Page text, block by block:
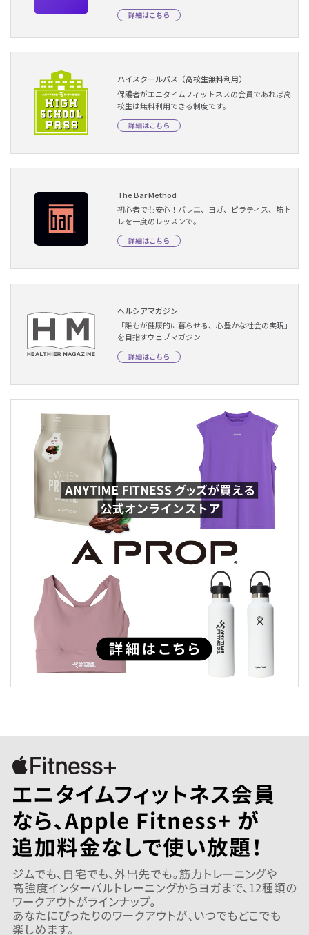
詳細はこちら
ハイスクールパス（高校生無料利用）
保護者がエニタイムフィットネスの会員であれば高
校生は無料利用できる制度です。
詳細はこちら
The Bar Method
初心者でも安心！バレエ、ヨガ、ピラティス、筋ト
レを一度のレッスンで。
詳細はこちら
ヘルシアマガジン
「誰もが健康的に暮らせる、心豊かな社会の実現」
を目指すウェブマガジン
詳細はこちら